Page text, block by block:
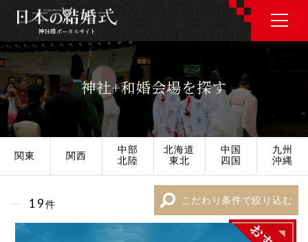
神社婚ポータルサイト
J P E N
神社婚ポータルサイト
神社+和婚会場を探す
関東 関西
中部
北陸
北海道
東北
中国
四国
九州
沖縄
19件 こだわり条件で絞り込む